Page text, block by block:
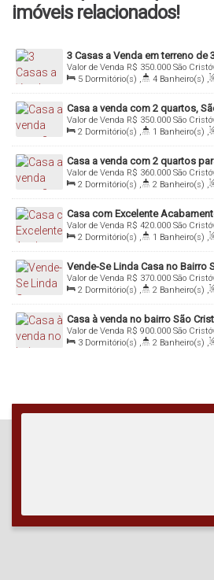
imóveis relacionados!
3 Casas a Venda em terreno de
R$ 350.000
Valor de Venda
São
Catarina, Brasil
5 Dormitório(s) , 4 Banheiro(s) ,
150.00m² , 3 Vaga(s) , Útil: 150
Casa a venda com 2 quartos,
próximo a comércios
R$ 350.000
Valor de Venda
São
Catarina, Brasil
2 Dormitório(s) , 1 Banheiro(s) ,
Sala(s) , Total: 57.68m² , 1
Casa a venda com 2 quartos
Barra Velha
R$ 360.000
Valor de Venda
São
Catarina, Brasil
2 Dormitório(s) , 2 Banheiro(s) ,
Sala(s) , 1 Suíte(s) , Total: 80.00
80
Terreno: 240 .00 m²
Casa com Excelente
– Barra Velha/SC
R$ 420.000
Valor de Venda
São
Catarina, Brasil
2 Dormitório(s) , 1 Banheiro(s) ,
Sala(s) , Total: 55.00m² , Útil: 55
Vende-Se Linda Casa no Bairro
R$ 370.000
Valor de Venda
São
Catarina, Brasil
2 Dormitório(s) , 2 Banheiro(s) ,
Suíte(s) , Total: 180.00m² , 1
Casa à venda no bairro São
R$ 900.000
Valor de Venda
São
Catarina, Brasil
3 Dormitório(s) , 2 Banheiro(s) ,